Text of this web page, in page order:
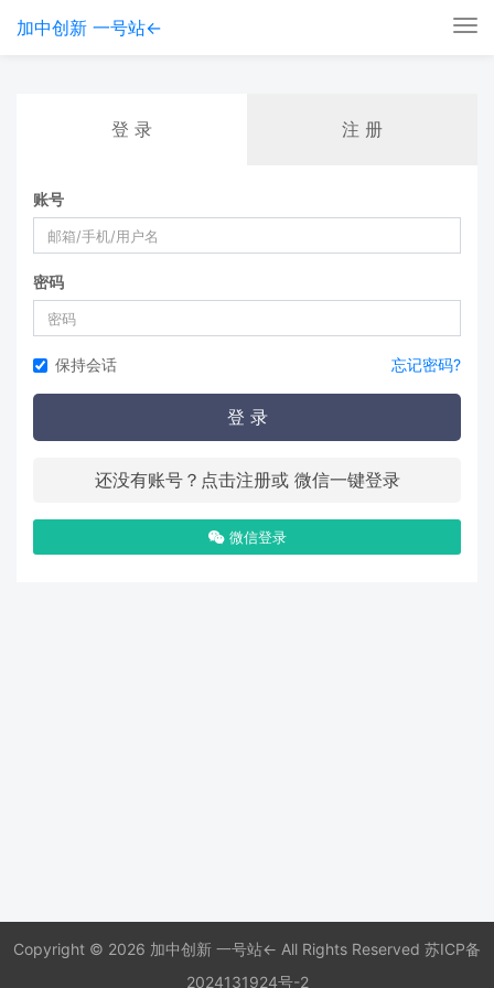
加中创新 一号站←
登 录 注 册
账号
密码
保持会话 忘记密码?
登 录
还没有账号？点击注册或 微信一键登录
微信登录
Copyright © 2026 加中创新 一号站← All Rights Reserved 苏ICP备
2024131924号-2